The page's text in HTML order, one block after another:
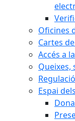
Oficines
Cartes
Accés a
Espai